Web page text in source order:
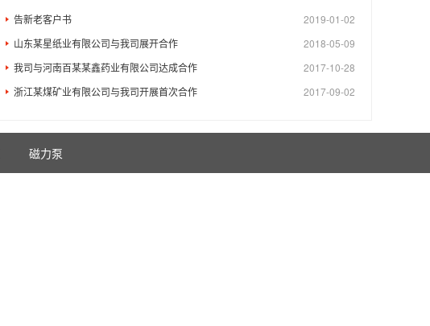
2019-01-02
告新老客户书
2018-05-09
山东某星纸业有限公司与我司展开合作
2017-10-28
我司与河南百某某鑫药业有限公司达成合作
2017-09-02
浙江某煤矿业有限公司与我司开展首次合作
磁力泵